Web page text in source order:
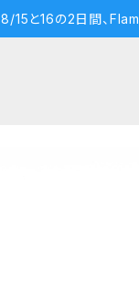
8/15と16の2日間、